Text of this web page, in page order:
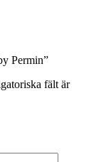
Permin”
fält är